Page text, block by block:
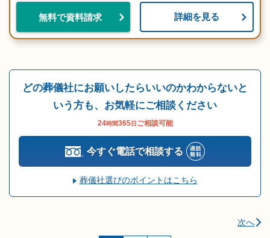
無料で資料請求 詳細を見る
どの葬儀社にお願いしたらいいのかわからないと
いう方も、お気軽にご相談ください
24時間365日 ご相談可能
今すぐ電話で相談する
葬儀社選びのポイントはこちら
次へ